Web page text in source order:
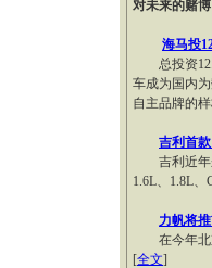
对未来的赌博
海马投
总投资12.5
车成为国内
自主品牌的样
吉利首
吉利近年来
1.6L、1.8L
力帆将
在今年北京
[全文]